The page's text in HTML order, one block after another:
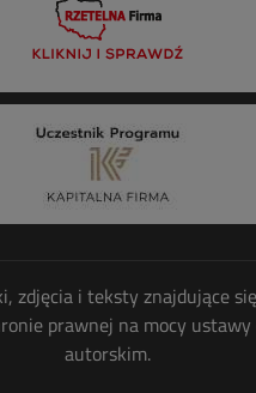
zdjęcia i teksty znajdujące
prawnej na mocy
autorskim.